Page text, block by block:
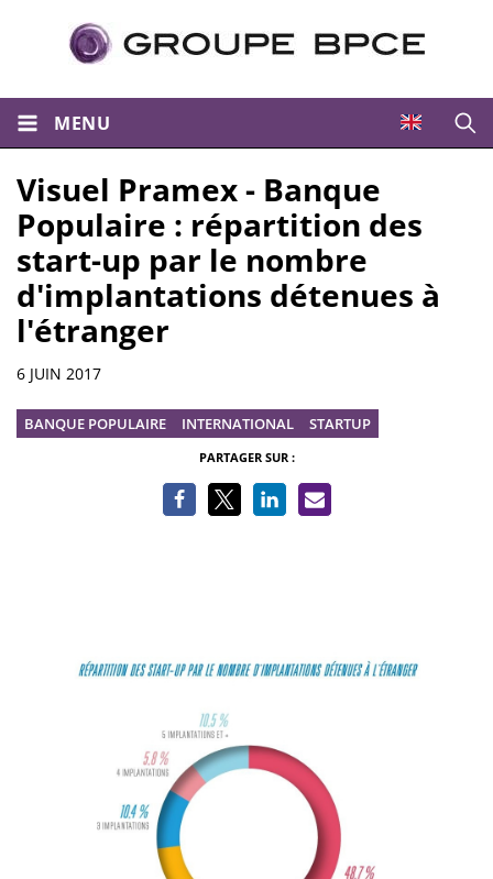
MENU
Visuel Pramex - Banque
Populaire : répartition des
start-up par le nombre
d'implantations détenues à
l'étranger
Informations
6 JUIN 2017
BANQUE POPULAIRE INTERNATIONAL STARTUP
PARTAGER SUR :